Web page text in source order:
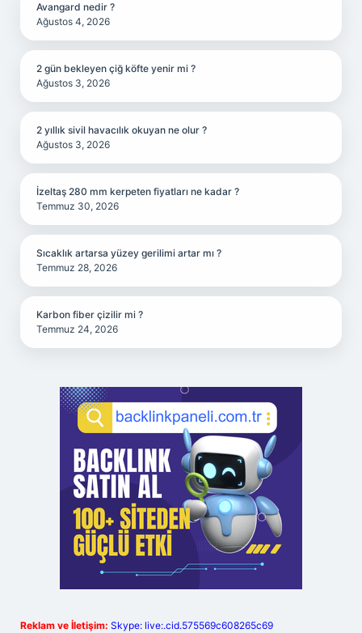
Avangard nedir ?
Ağustos 4, 2026
2 gün bekleyen çiğ köfte yenir mi ?
Ağustos 3, 2026
2 yıllık sivil havacılık okuyan ne olur ?
Ağustos 3, 2026
İzeltaş 280 mm kerpeten fiyatları ne kadar ?
Temmuz 30, 2026
Sıcaklık artarsa yüzey gerilimi artar mı ?
Temmuz 28, 2026
Karbon fiber çizilir mi ?
Temmuz 24, 2026
Reklam ve İletişim: Skype: live:.cid.575569c608265c69